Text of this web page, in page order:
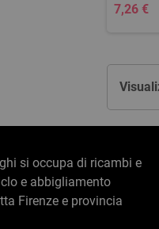
7,26 €
si occupa di ricambi e
e abbigliamento
Firenze e provincia